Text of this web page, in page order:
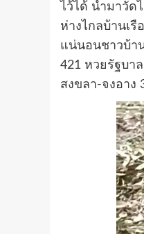
ไว้ได้ นำมาวัด
ห่างไกลบ้านเรื
แน่นอนชาวบ้า
421 หวยรัฐบา
สงขลา-จงอาง